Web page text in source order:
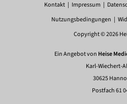
Kontakt Impressum
Nutzungsbedingungen
Copyright © 2026
Ein Angebot von Heise
Karl-Wiechert-
30625
Postfach 61